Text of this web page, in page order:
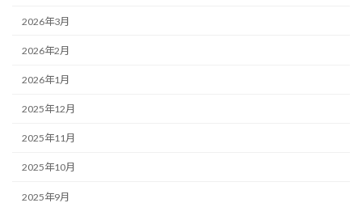
2026年3月
2026年2月
2026年1月
2025年12月
2025年11月
2025年10月
2025年9月